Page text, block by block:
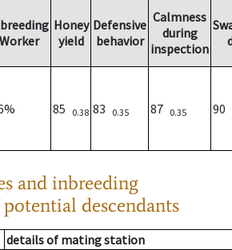
Worker
Honey
yield
Defensive
behavior
Calmness
during
inspection
85 0.38 83 0.35 87 0.35 90
and inbreeding
descendants
details of mating station